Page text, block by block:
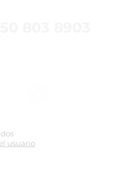
usuario